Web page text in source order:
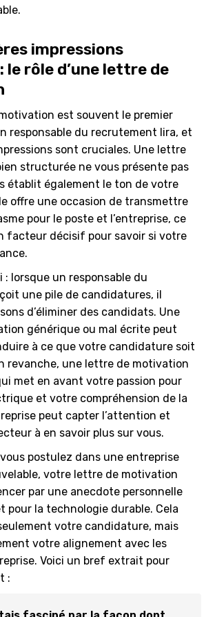
impressions
rôle d’une lettre de
est souvent le premier
responsable du recrutement lira, et
sont cruciales. Une lettre
structurée ne vous présente pas
établit également le ton de votre
offre une occasion de transmettre
pour le poste et l’entreprise, ce
facteur décisif pour savoir si votre
: lorsque un responsable du
une pile de candidatures, il
d’éliminer des candidats. Une
générique ou mal écrite peut
à ce que votre candidature soit
revanche, une lettre de motivation
met en avant votre passion pour
et votre compréhension de la
peut capter l’attention et
à en savoir plus sur vous.
postulez dans une entreprise
votre lettre de motivation
par une anecdote personnelle
pour la technologie durable. Cela
votre candidature, mais
votre alignement avec les
Voici un bref extrait pour
: